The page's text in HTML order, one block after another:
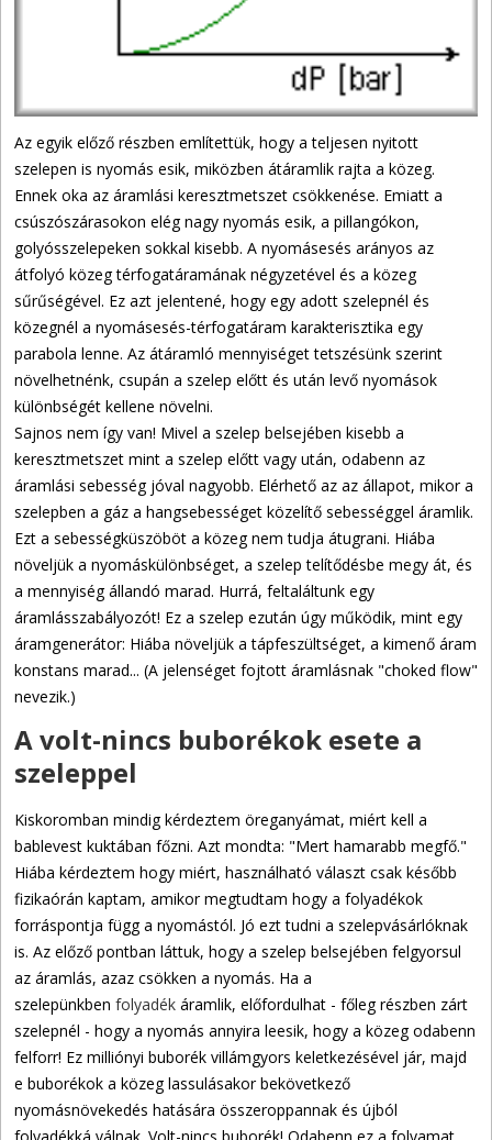
Az egyik előző részben említettük, hogy a teljesen nyitott
szelepen is nyomás esik, miközben átáramlik rajta a közeg.
Ennek oka az áramlási keresztmetszet csökkenése. Emiatt a
csúszószárasokon elég nagy nyomás esik, a pillangókon,
golyósszelepeken sokkal kisebb. A nyomásesés arányos az
átfolyó közeg térfogatáramának négyzetével és a közeg
sűrűségével. Ez azt jelentené, hogy egy adott szelepnél és
közegnél a nyomásesés-térfogatáram karakterisztika egy
parabola lenne. Az átáramló mennyiséget tetszésünk szerint
növelhetnénk, csupán a szelep előtt és után levő nyomások
különbségét kellene növelni.
Sajnos nem így van! Mivel a szelep belsejében kisebb a
keresztmetszet mint a szelep előtt vagy után, odabenn az
áramlási sebesség jóval nagyobb. Elérhető az az állapot, mikor a
szelepben a gáz a hangsebességet közelítő sebességgel áramlik.
Ezt a sebességküszöböt a közeg nem tudja átugrani. Hiába
növeljük a nyomáskülönbséget, a szelep telítődésbe megy át, és
a mennyiség állandó marad. Hurrá, feltaláltunk egy
áramlásszabályozót! Ez a szelep ezután úgy működik, mint egy
áramgenerátor: Hiába növeljük a tápfeszültséget, a kimenő áram
konstans marad... (A jelenséget fojtott áramlásnak "choked flow"
nevezik.)
A volt-nincs buborékok esete a
szeleppel
Kiskoromban mindig kérdeztem öreganyámat, miért kell a
bablevest kuktában főzni. Azt mondta: "Mert hamarabb megfő."
Hiába kérdeztem hogy miért, használható választ csak később
fizikaórán kaptam, amikor megtudtam hogy a folyadékok
forráspontja függ a nyomástól. Jó ezt tudni a szelepvásárlóknak
is. Az előző pontban láttuk, hogy a szelep belsejében felgyorsul
az áramlás, azaz csökken a nyomás. Ha a
szelepünkben folyadék áramlik, előfordulhat - főleg részben zárt
szelepnél - hogy a nyomás annyira leesik, hogy a közeg odabenn
felforr! Ez milliónyi buborék villámgyors keletkezésével jár, majd
e buborékok a közeg lassulásakor bekövetkező
nyomásnövekedés hatására összeroppannak és újból